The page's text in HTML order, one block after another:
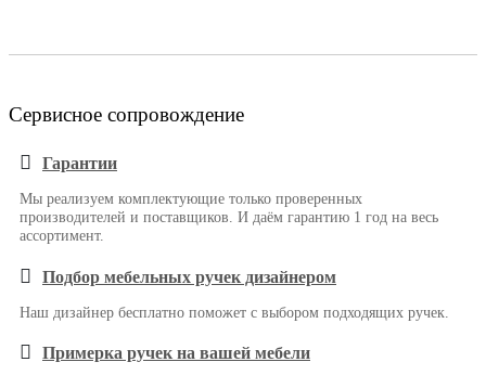
Сервисное сопровождение
Гарантии
Мы реализуем комплектующие только проверенных
производителей и поставщиков. И даём гарантию 1 год на весь
ассортимент.
Подбор мебельных ручек дизайнером
Наш дизайнер бесплатно поможет с выбором подходящих ручек.
Примерка ручек на вашей мебели